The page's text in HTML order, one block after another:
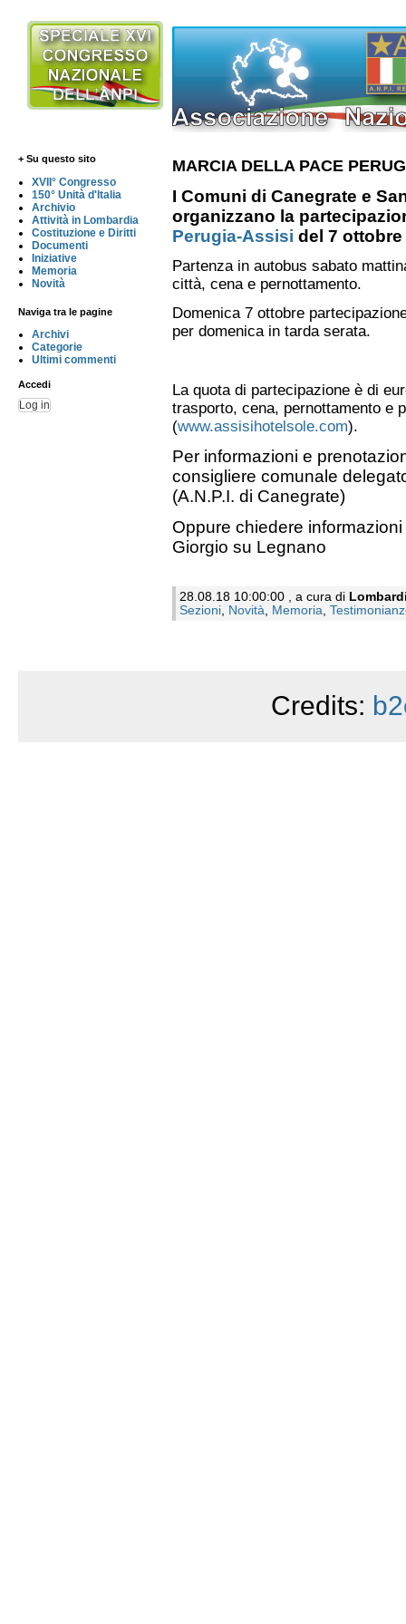
+ Su questo sito
XVII° Congresso
150° Unità d'Italia
Archivio
Attività in Lombardia
Costituzione e Diritti
Documenti
Iniziative
Memoria
Novità
Naviga tra le pagine
Archivi
Categorie
Ultimi commenti
Accedi
Log in
MARCIA DELLA PACE
I Comuni di Canegrate e
organizzano la
Perugia-Assisi del 7 ottobre
Partenza in autobus sabato
città, cena e pernottamento.
Domenica 7 ottobre
per domenica in tarda serata.
La quota di partecipazione è di
trasporto, cena, pernottamento e
(www.assisihotelsole.com).
Per informazioni e
consigliere comunale
(A.N.P.I. di Canegrate)
Oppure chiedere
Giorgio su Legnano
28.08.18 10:00:00 , a cura di
Sezioni, Novità, Memoria,
Credits: